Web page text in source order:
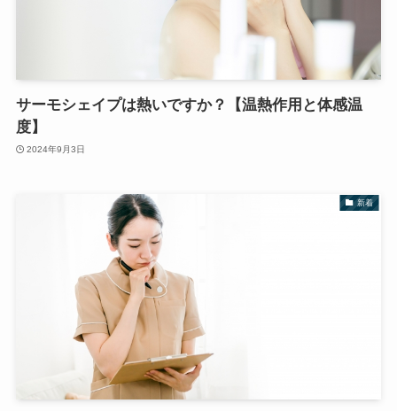
サーモシェイプは熱いですか？【温熱作用と体感温
度】
2024年9月3日
新着